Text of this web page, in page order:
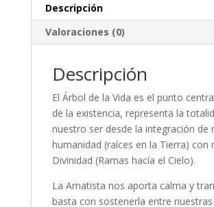
Descripción
Valoraciones (0)
Descripción
El Árbol de la Vida es el punto
de la existencia, representa la
nuestro ser desde la integración de
humanidad (raíces en la Tierra) con
Divinidad (Ramas hacía el Cielo).
La Amatista nos aporta calma y
basta con sostenerla entre